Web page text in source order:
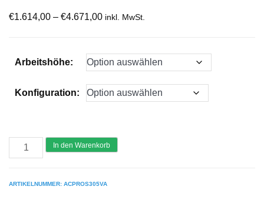
€1.614,00 – €4.671,00 inkl. MwSt.
Arbeitshöhe:
Konfiguration:
Steigtechnik
In den Warenkorb
ARTIKELNUMMER: ACPROS305VA